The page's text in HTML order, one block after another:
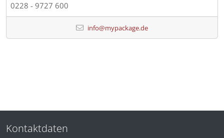
0228 - 9727 600
info@mypackage.de
Kontaktdaten